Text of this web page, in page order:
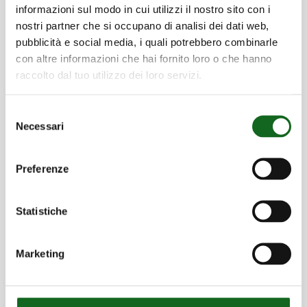
informazioni sul modo in cui utilizzi il nostro sito con i
nostri partner che si occupano di analisi dei dati web,
pubblicità e social media, i quali potrebbero combinarle
con altre informazioni che hai fornito loro o che hanno
raccolto dal tuo utilizzo dei loro servizi.
delNecessari
Preferenze
Statistiche
Marketing
Aqueducts and wastewater